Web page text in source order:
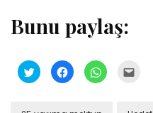
Bunu paylaş:
Twitter
üzerinde
paylaşmak
Facebook'ta
paylaşmak
WhatsApp'ta
paylaşmak